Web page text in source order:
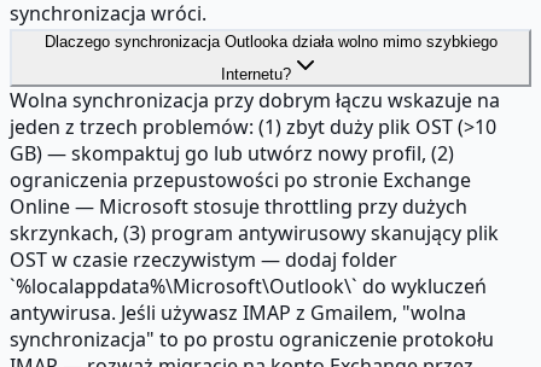
synchronizacja wróci.
Dlaczego synchronizacja Outlooka działa wolno mimo szybkiego
Internetu?
Wolna synchronizacja przy dobrym łączu wskazuje na
jeden z trzech problemów: (1) zbyt duży plik OST (>10
GB) — skompaktuj go lub utwórz nowy profil, (2)
ograniczenia przepustowości po stronie Exchange
Online — Microsoft stosuje throttling przy dużych
skrzynkach, (3) program antywirusowy skanujący plik
OST w czasie rzeczywistym — dodaj folder
`%localappdata%\Microsoft\Outlook\` do wykluczeń
antywirusa. Jeśli używasz IMAP z Gmailem, "wolna
synchronizacja" to po prostu ograniczenie protokołu